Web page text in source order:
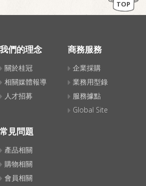
TOP
我們的理念
關於桂冠
相關媒體報導
人才招募
商務服務
企業採購
業務用型錄
服務據點
Global Site
常見問題
產品相關
購物相關
會員相關